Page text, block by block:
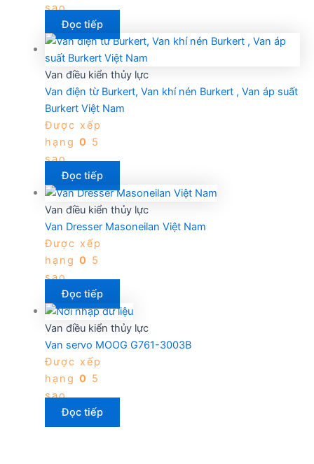
sao
Đọc tiếp
Van điều kiển thủy lực
Van điện từ Burkert, Van khí nén Burkert , Van áp suất
Burkert Việt Nam
Được xếp
hạng 0 5
sao
Đọc tiếp
Van điều kiển thủy lực
Van Dresser Masoneilan Việt Nam
Được xếp
hạng 0 5
sao
Đọc tiếp
Van điều kiển thủy lực
Van servo MOOG G761-3003B
Được xếp
hạng 0 5
sao
Đọc tiếp